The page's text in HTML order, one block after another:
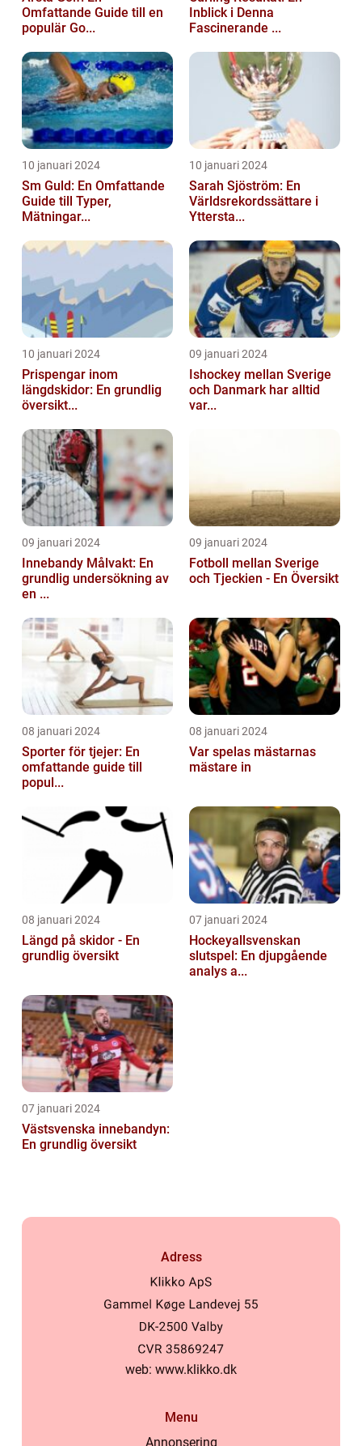
Omfattande Guide till en
populär Go...
Inblick i Denna
Fascinerande ...
10 januari 2024
Sm Guld: En Omfattande
Guide till Typer,
Mätningar...
10 januari 2024
Sarah Sjöström: En
Världsrekordssättare i
Yttersta...
10 januari 2024
Prispengar inom
längdskidor: En grundlig
översikt...
09 januari 2024
Ishockey mellan Sverige
och Danmark har alltid
var...
09 januari 2024
Innebandy Målvakt: En
grundlig undersökning av
en ...
09 januari 2024
Fotboll mellan Sverige
och Tjeckien - En Översikt
08 januari 2024
Sporter för tjejer: En
omfattande guide till
popul...
08 januari 2024
Var spelas mästarnas
mästare in
08 januari 2024
Längd på skidor - En
grundlig översikt
07 januari 2024
Hockeyallsvenskan
slutspel: En djupgående
analys a...
07 januari 2024
Västsvenska innebandyn:
En grundlig översikt
Adress
web: www.klikko.dk
Menu
Annonsering